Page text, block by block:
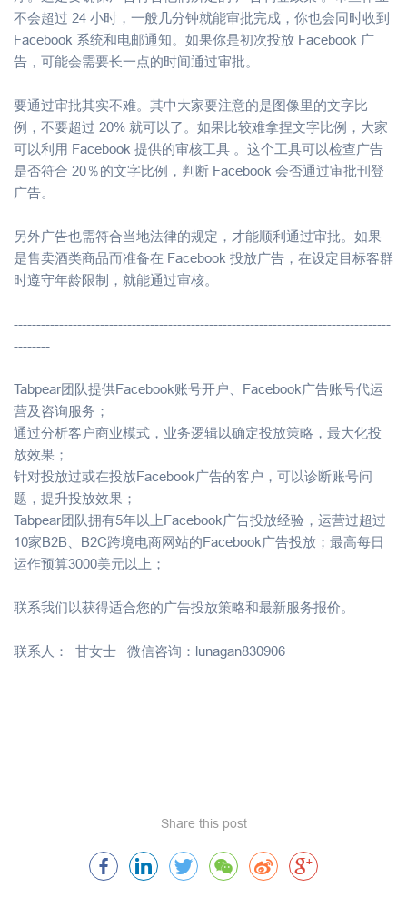
不会超过 24 小时，一般几分钟就能审批完成，你也会同时收到
Facebook 系统和电邮通知。如果你是初次投放 Facebook 广
告，可能会需要长一点的时间通过审批。
要通过审批其实不难。其中大家要注意的是图像里的文字比
例，不要超过 20% 就可以了。如果比较难拿捏文字比例，大家
可以利用 Facebook 提供的审核工具 。这个工具可以检查广告
是否符合 20％的文字比例，判断 Facebook 会否通过审批刊登
广告。
另外广告也需符合当地法律的规定，才能顺利通过审批。如果
是售卖酒类商品而准备在 Facebook 投放广告，在设定目标客群
时遵守年龄限制，就能通过审核。
-----------------------------------------------------------------------------------
--------
Tabpear团队提供Facebook账号开户、Facebook广告账号代运
营及咨询服务；
通过分析客户商业模式，业务逻辑以确定投放策略，最大化投
放效果；
针对投放过或在投放Facebook广告的客户，可以诊断账号问
题，提升投放效果；
Tabpear团队拥有5年以上Facebook广告投放经验，运营过超过
10家B2B、B2C跨境电商网站的Facebook广告投放；最高每日
运作预算3000美元以上；
联系我们以获得适合您的广告投放策略和最新服务报价。
联系人： 甘女士 微信咨询：lunagan830906
Share this post